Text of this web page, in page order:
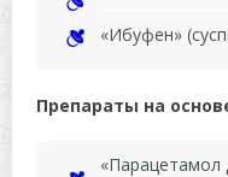
«Ибуфен»
Препараты на
«Парацетамол